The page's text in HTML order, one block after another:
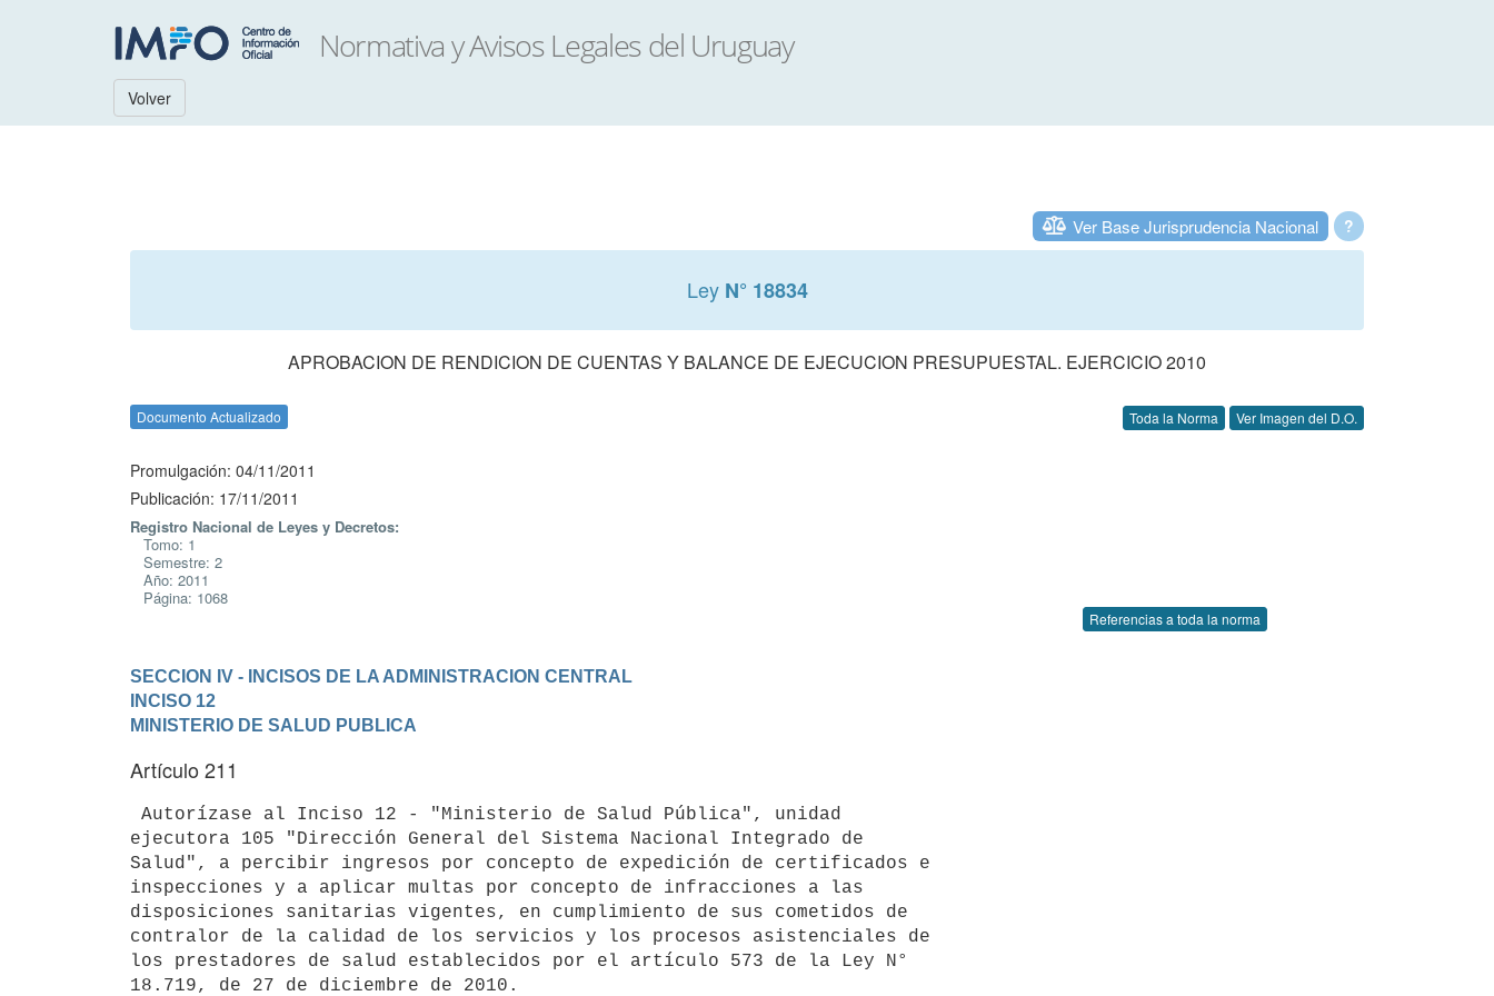
Volver
?
Ver Base Jurisprudencia Nacional
Ley N° 18834
APROBACION DE RENDICION DE CUENTAS Y BALANCE DE EJECUCION PRESUPUESTAL. EJERCICIO 2010
Documento Actualizado Toda la Norma Ver Imagen del D.O.
Promulgación: 04/11/2011
Publicación: 17/11/2011
Registro Nacional de Leyes y Decretos:
Tomo: 1
Semestre: 2
Año: 2011
Página: 1068
Referencias a toda la norma
SECCION IV - INCISOS DE LA ADMINISTRACION CENTRAL
INCISO 12
MINISTERIO DE SALUD PUBLICA
Artículo 211
Autorízase al Inciso 12 - "Ministerio de Salud Pública", unidad
ejecutora 105 "Dirección General del Sistema Nacional Integrado de
Salud", a percibir ingresos por concepto de expedición de certificados e
inspecciones y a aplicar multas por concepto de infracciones a las
disposiciones sanitarias vigentes, en cumplimiento de sus cometidos de
contralor de la calidad de los servicios y los procesos asistenciales de
los prestadores de salud establecidos por el artículo 573 de la Ley N°
18.719, de 27 de diciembre de 2010.